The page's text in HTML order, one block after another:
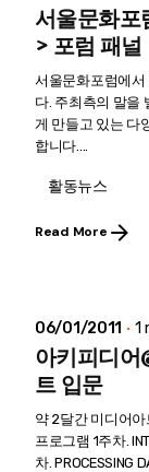
서울문화
> 포럼 패널
서울문화포럼에서
다. 주최측의 말을
게 만들고 있는 다
합니다....
활동뉴스
Read More
06/01/2011 1
아키피디어
트 입문
약 2달간 미디어
프로그램 1주차.
차. PROCESSING